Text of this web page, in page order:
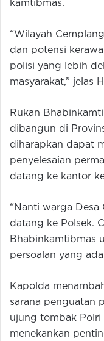
kamtibmas.
“Wilayah
dan potensi
polisi yang lebih
masyarakat,” jelas
Rukan
dibangun di
diharapkan dapat
penyelesaian
datang ke kantor
“Nanti warga
datang ke Polsek.
Bhabinkamtibmas
persoalan yang
Kapolda
sarana penguatan
ujung tombak Polri
menekankan